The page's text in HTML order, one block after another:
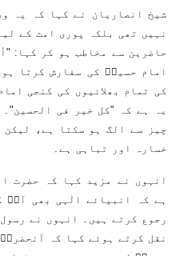
شیخ انصاریان نے کہا کہ یہ
نہیں تھی بلکہ پوری امت کے
حاضرین سے مخاطب ہو کر کہا:
امام حسینؑ کی سفارش کرتا
کی تمام بھلائیوں کی کنجی
یہ ہے کہ "کل خیر فی
چیز سے الگ ہو سکتا ہے،
خسارہ اور تباہی ہے۔
انہوں نے مزید کہا کہ حضرت
ہے کہ انبیائے الٰہی بھی آپؑ
رجوع کرتے ہیں۔ انہوں نے
نقل کرتے ہوئے کہا کہ